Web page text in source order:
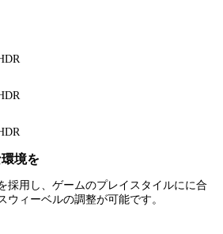
境を
採用し、ゲームのプレイスタイルにに合
ウィーベルの調整が可能です。